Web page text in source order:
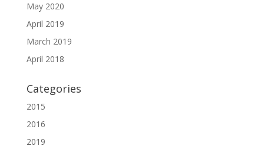
May 2020
April 2019
March 2019
April 2018
Categories
2015
2016
2019